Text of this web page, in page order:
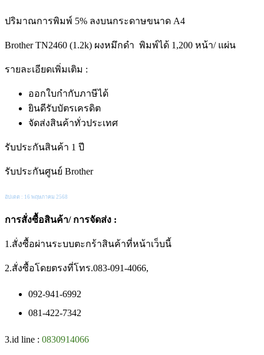
ปริมาณการพิมพ์ 5% ลงบนกระดาษขนาด A4
Brother TN2460 (1.2k) ผงหมึกดำ พิมพ์ได้ 1,200 หน้า/ แผ่น
รายละเอียดเพิ่มเติม :
ออกใบกำกับภาษีได้
ยินดีรับบัตรเครดิต
จัดส่งสินค้าทั่วประเทศ
รับประกันสินค้า 1 ปี
รับประกันศูนย์ Brother
อัปเดต : 16 พฤษภาคม 2568
การสั่งซื้อสินค้า/ การจัดส่ง :
1.สั่งซื้อผ่านระบบตะกร้าสินค้าที่หน้าเว็บนี้
2.สั่งซื้อโดยตรงที่โทร.083-091-4066,
092-941-6992
081-422-7342
3.id line : 0830914066